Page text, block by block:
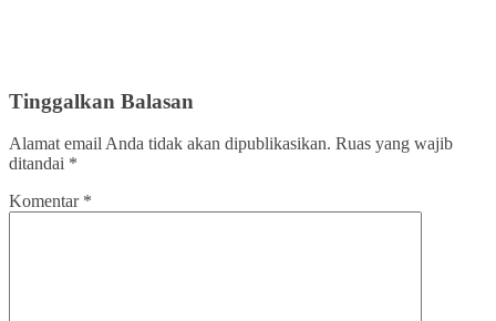
Tinggalkan Balasan
Alamat email Anda tidak akan dipublikasikan. Ruas yang wajib
ditandai *
Komentar *